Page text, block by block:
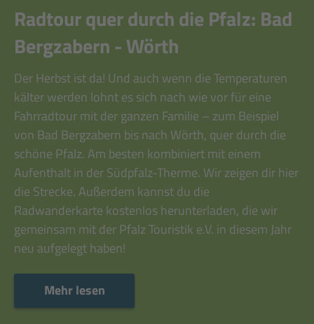
Radtour quer durch die Pfalz: Bad
Bergzabern - Wörth
Der Herbst ist da! Und auch wenn die Temperaturen
kälter werden lohnt es sich nach wie vor für eine
Fahrradtour mit der ganzen Familie – zum Beispiel
von Bad Bergzabern bis nach Wörth, quer durch die
schöne Pfalz. Am besten kombiniert mit einem
Aufenthalt in der Südpfalz-Therme. Wir zeigen dir hier
die Strecke. Außerdem kannst du die
Radwanderkarte kostenlos herunterladen, die wir
gemeinsam mit der Pfalz Touristik e.V. in diesem Jahr
neu aufgelegt haben!
Mehr lesen